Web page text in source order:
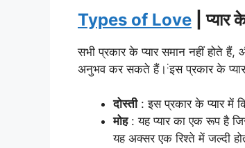
Types of Love | प्यार
सभी प्रकार के प्यार समान नहीं होते
अनुभव कर सकते हैं। :इस प्रकार के
दोस्ती: इस प्रकार के प्यार में
मोह: यह प्यार का एक रूप है
यह अक्सर एक रिश्ते में जल्दी